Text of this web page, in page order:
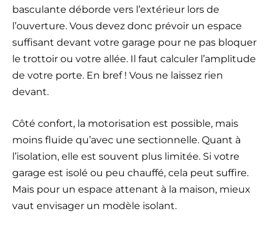
basculante déborde vers l’extérieur lors de
l’ouverture. Vous devez donc prévoir un espace
suffisant devant votre garage pour ne pas bloquer
le trottoir ou votre allée. Il faut calculer l’amplitude
de votre porte. En bref ! Vous ne laissez rien
devant.
Côté confort, la motorisation est possible, mais
moins fluide qu’avec une sectionnelle. Quant à
l’isolation, elle est souvent plus limitée. Si votre
garage est isolé ou peu chauffé, cela peut suffire.
Mais pour un espace attenant à la maison, mieux
vaut envisager un modèle isolant.